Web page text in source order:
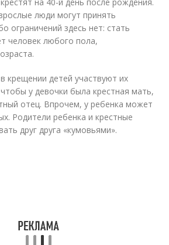
люди могут принять
ограничений здесь нет: стать
человек любого пола,
крещении детей участвуют их
у девочки была крестная мать,
отец. Впрочем, у ребенка может
Родители ребенка и крестные
друг друга «кумовьями».